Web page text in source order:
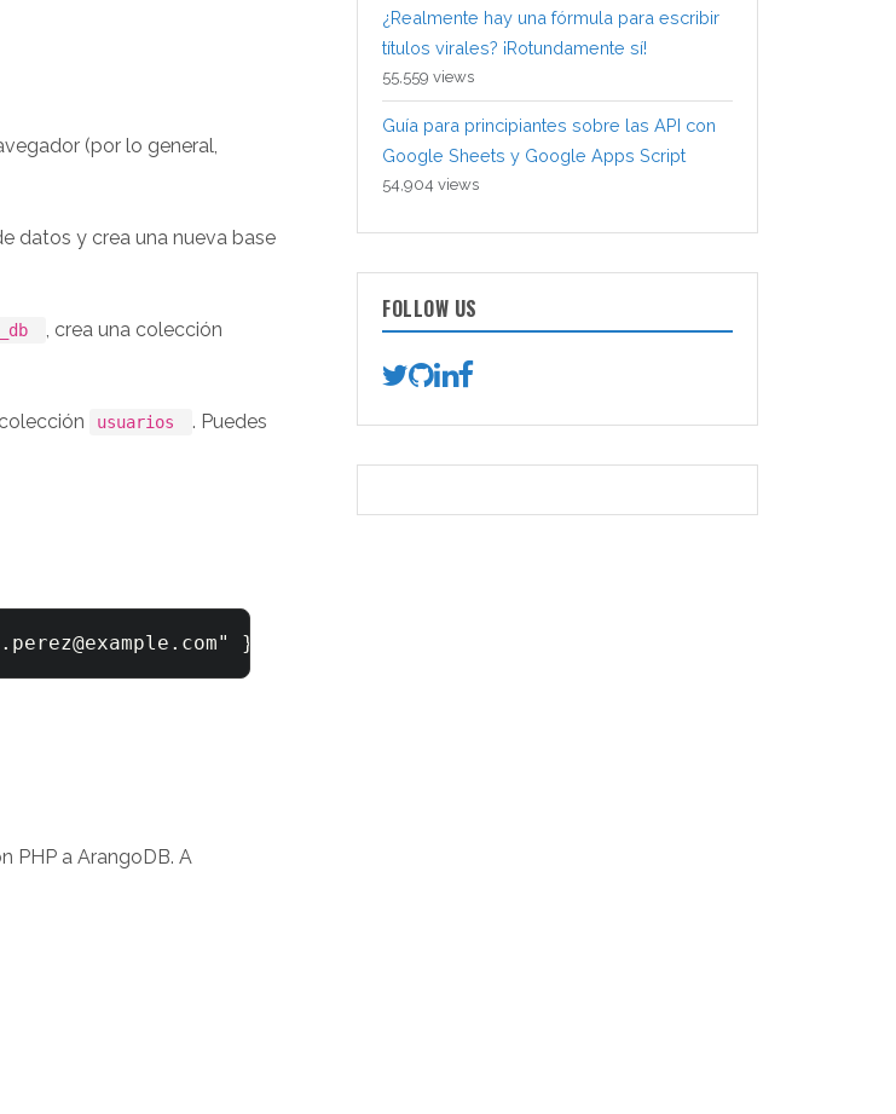
(por lo general,
datos y crea una nueva base
, crea una colección
usuarios
. Puedes
" }
PHP a ArangoDB. A
¿Realmente hay una fórmula para escribir
títulos virales? ¡Rotundamente sí!
55,559 views
Guía para principiantes sobre las API con
Google Sheets y Google Apps Script
54,904 views
FOLLOW US